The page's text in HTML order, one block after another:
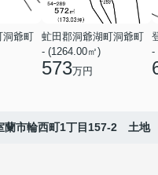
洞爺町
虻田郡洞爺湖町洞爺町
- (1264.00㎡)
573万円
-
蘭市輪西町1丁目157-2 土地